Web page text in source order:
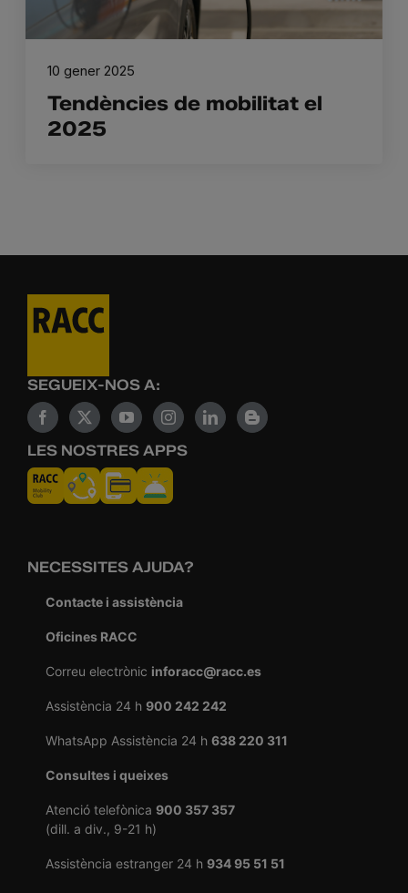
Tendències de mobilitat el
2025
10 gener 2025
SEGUEIX-NOS A:
LES NOSTRES APPS
NECESSITES AJUDA?
Contacte i assistència
Oficines RACC
Correu electrònic inforacc@racc.es
Assistència 24 h 900 242 242
WhatsApp Assistència 24 h 638 220 311
Consultes i queixes
Atenció telefònica 900 357 357
(dill. a div., 9-21 h)
Assistència estranger 24 h 934 95 51 51